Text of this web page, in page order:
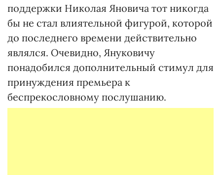
поддержки Николая Яновича тот никогда
бы не стал влиятельной фигурой, которой
до последнего времени действительно
являлся. Очевидно, Януковичу
понадобился дополнительный стимул для
принуждения премьера к
беспрекословному послушанию.